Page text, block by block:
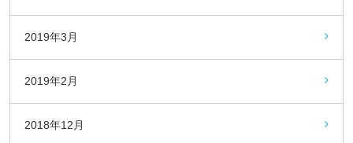
2019年3月
2019年2月
2018年12月